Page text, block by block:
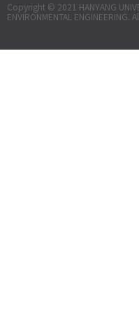
Copyright © 2021 HANYANG
ENVIRONMENTAL ENGINEERING.